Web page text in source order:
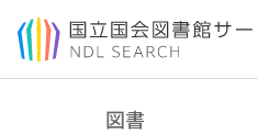
本文へ移動
図書